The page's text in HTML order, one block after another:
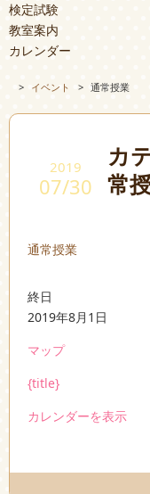
検定試験
教室案内
カレンダー
> イベント > 通常授業
2019
07/30
カ
常
通常授業
通
常
業
終日
2019年8月1日
マップで
う
塾
{title}
カレンダーを表示